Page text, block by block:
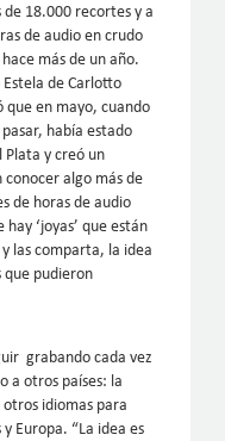
18.000 recortes y a
de audio en crudo
más de un año.
de Carlotto
en mayo, cuando
había estado
Plata y creó un
algo más de
de horas de audio
‘joyas’ que están
las comparta, la idea
que pudieron
grabando cada vez
a otros países: la
idiomas para
Europa. “La idea es